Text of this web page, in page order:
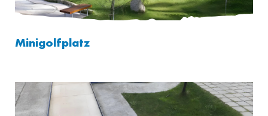
Minigolfplatz